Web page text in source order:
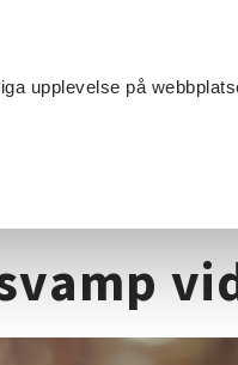
upplevelse på
EVENEMANG